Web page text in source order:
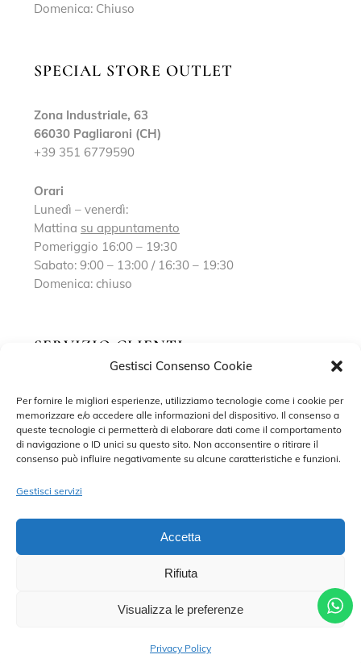
Gestisci Consenso Cookie
Per fornire le migliori esperienze, utilizziamo tecnologie come i cookie per
memorizzare e/o accedere alle informazioni del dispositivo. Il consenso a
queste tecnologie ci permetterà di elaborare dati come il comportamento
di navigazione o ID unici su questo sito. Non acconsentire o ritirare il
consenso può influire negativamente su alcune caratteristiche e funzioni.
Gestisci servizi
Accetta
Rifiuta
Visualizza le preferenze
Privacy Policy
Domenica: Chiuso
SPECIAL STORE OUTLET
Zona Industriale, 63
66030 Pagliaroni (CH)
+39 351 6779590
Orari
Lunedì – venerdì:
Mattina su appuntamento
Pomeriggio 16:00 – 19:30
Sabato: 9:00 – 13:00 / 16:30 – 19:30
Domenica: chiuso
SERVIZIO CLIENTI
Contatti
Privacy Policy
CONTRADA SANT’ONOFRIO, 58, 66034 LANCIANO (CH) P. IVA
02227590698 – DEVELOPED BY ADRIANO DI MATTEO